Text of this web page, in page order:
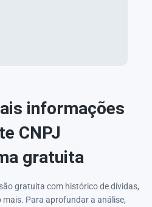
informações
CNPJ
gratuita
gratuita com histórico de dívidas,
Para aprofundar a análise,